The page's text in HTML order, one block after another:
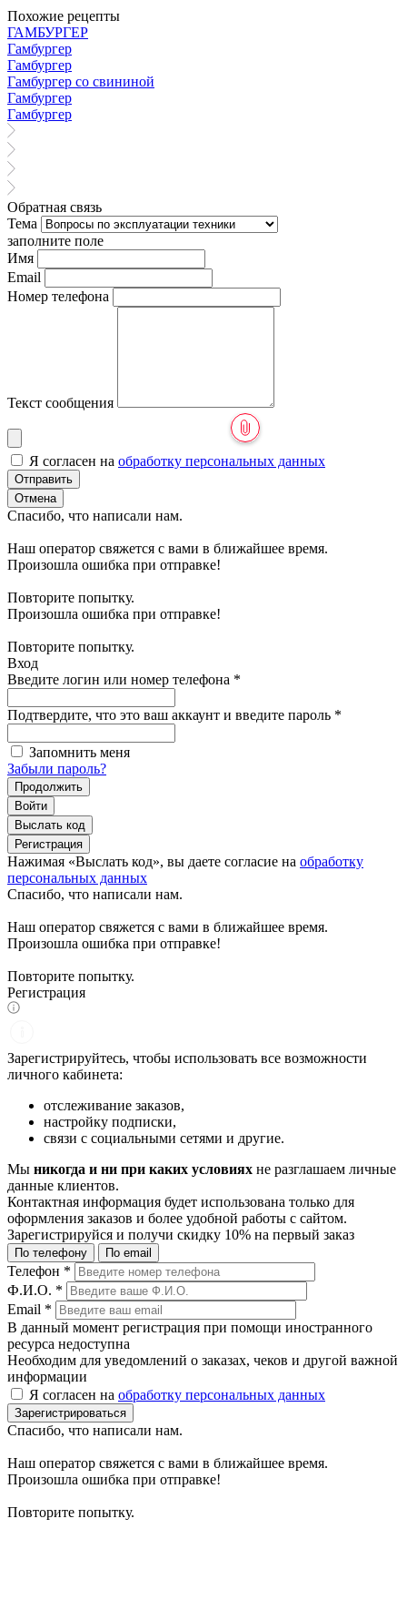
Похожие рецепты
ГАМБУРГЕР
Гамбургер
Гамбургер
Гамбургер со свининой
Гамбургер
Гамбургер
Обратная связь
Тема
заполните поле
Имя
Email
Номер телефона
Текст сообщения
Я согласен на обработку персональных данных
Отправить
Отмена
Спасибо, что написали нам.
Наш оператор свяжется с вами в ближайшее время.
Произошла ошибка при отправке!
Повторите попытку.
Произошла ошибка при отправке!
Повторите попытку.
Вход
Введите логин или номер телефона *
Подтвердите, что это ваш аккаунт и введите пароль *
Запомнить меня
Забыли пароль?
Продолжить
Войти
Выслать код
Регистрация
Нажимая «Выслать код», вы даете согласие на обработку
персональных данных
Спасибо, что написали нам.
Наш оператор свяжется с вами в ближайшее время.
Произошла ошибка при отправке!
Повторите попытку.
Регистрация
Зарегистрируйтесь, чтобы использовать все возможности
личного кабинета:
отслеживание заказов,
настройку подписки,
связи с социальными сетями и другие.
Мы никогда и ни при каких условиях не разглашаем личные
данные клиентов.
Контактная информация будет использована только для
оформления заказов и более удобной работы с сайтом.
Зарегистрируйся и получи скидку 10% на первый заказ
По телефону По email
Телефон *
Ф.И.О. *
Email *
В данный момент регистрация при помощи иностранного
ресурса недоступна
Необходим для уведомлений о заказах, чеков и другой важной
информации
Я согласен на обработку персональных данных
Зарегистрироваться
Спасибо, что написали нам.
Наш оператор свяжется с вами в ближайшее время.
Произошла ошибка при отправке!
Повторите попытку.